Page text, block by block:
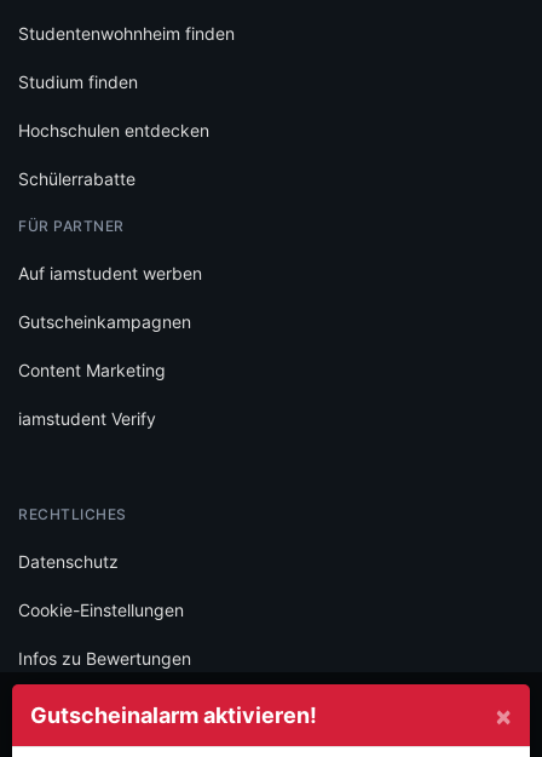
×
Gutscheinalarm aktivieren!
Studentenwohnheim finden
Studium finden
Hochschulen entdecken
Schülerrabatte
FÜR PARTNER
Auf iamstudent werben
Gutscheinkampagnen
Content Marketing
iamstudent Verify
RECHTLICHES
Datenschutz
Cookie-Einstellungen
Infos zu Bewertungen
AGB